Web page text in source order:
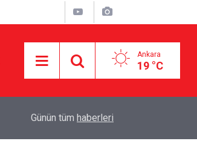
Ankara
19 °C
"Sınıf öğretmenliği de bir branştır" Maaş
Günün tüm haberleri